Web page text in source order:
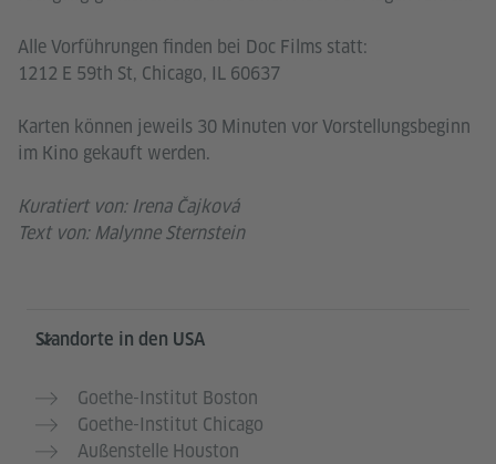
Alle Vorführungen finden bei Doc Films statt:
1212 E 59th St, Chicago, IL 60637
Karten können jeweils 30 Minuten vor Vorstellungsbeginn
im Kino gekauft werden.
Kuratiert von: Irena Čajková
Text von: Malynne Sternstein
Service- und Informationsbereich
Standorte in den USA
Goethe-Institut Boston
Goethe-Institut Chicago
Außenstelle Houston